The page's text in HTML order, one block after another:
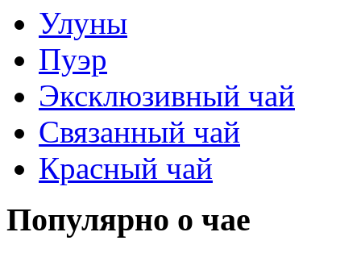
Улуны
Пуэр
Эксклюзивный чай
Связанный чай
Красный чай
Популярно о чае